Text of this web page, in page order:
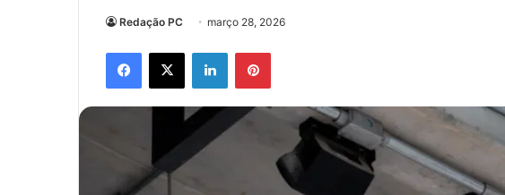
Redação PC março 28, 2026
Facebook
X LinkedinPinterest